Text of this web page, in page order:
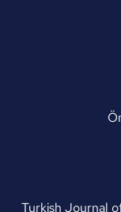
Turkish Journal